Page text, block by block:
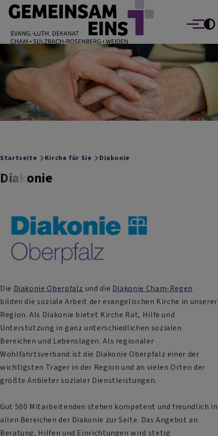
Direkt zum Inhalt
EVANG.-LUTH. DEKANAT GEMEINSAM EINS
Cham Sulzbach-Rosenberg Weiden
Menü
Breadcrumb
Startseite Kirche für Sie Diakonie
Diakonie
Die Diakonie Oberpfalz und die Diakonie Cham-Regen
bilden die soziale Arbeit der evangelischen Kirche in unserer
Region. Als Diakonie bietet Kirche Rat, Hilfe und
Unterstützung in ganz unterschiedlichen sozialen
Bereichen und Lebenslagen. Als regionaler
Wohlfahrtsverband ist die Diakonie Oberpfalz einer der
wichtigsten Träger in der Region und an vielen Orten der
größte Anbieter sozialer Dienstleistungen.
Gut 500 Mitarbeitenden stehen kompetent und freundlich in
allen Bereichen der Diakonie zur Seite. Das Angebot an
Beratung, Hilfen und Einrichtungen wird stetig